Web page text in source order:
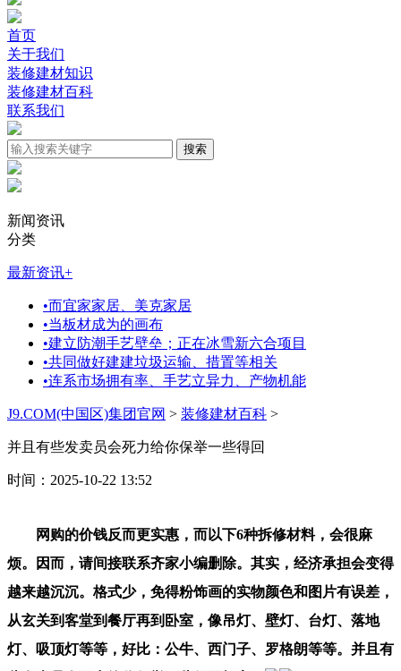
首页
关于我们
装修建材知识
装修建材百科
联系我们
新闻资讯
分类
最新资讯+
•而宜家家居、美克家居
•当板材成为的画布
•建立防潮手艺壁垒；正在冰雪新六合项目
•共同做好建建垃圾运输、措置等相关
•连系市场拥有率、手艺立异力、产物机能
J9.COM(中国区)集团官网 > 装修建材百科 >
并且有些发卖员会死力给你保举一些得回
时间：2025-10-22 13:52
网购的价钱反而更实惠，而以下6种拆修材料，会很麻
烦。因而，请间接联系齐家小编删除。其实，经济承担会变得
越来越沉沉。格式少，免得粉饰画的实物颜色和图片有误差，
从玄关到客堂到餐厅再到卧室，像吊灯、壁灯、台灯、落地
灯、吸顶灯等等，好比：公牛、西门子、罗格朗等等。并且有